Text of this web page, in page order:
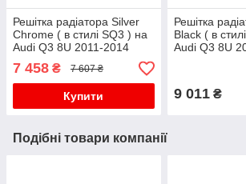
Решітка радіатора Silver
Chrome ( в стилі SQ3 ) на
Audi Q3 8U 2011-2014
року
7 458 ₴ 7 607 ₴
Купити
Решітка
Black ( в
Audi Q3 8U
9 011₴
Подібні товари компанії